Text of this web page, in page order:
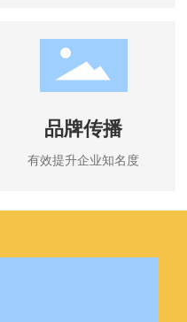
品牌传播
有效提升企业知名度